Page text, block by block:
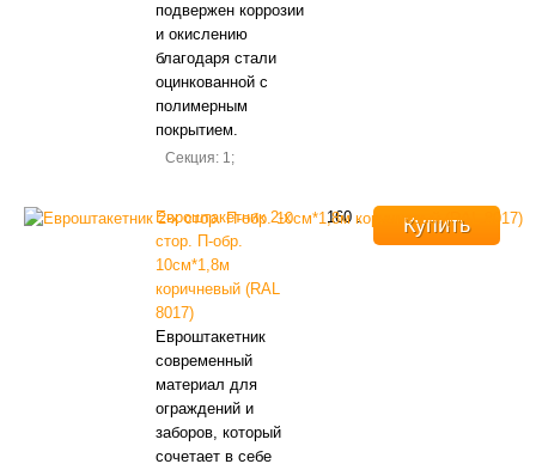
подвержен коррозии
и окислению
благодаря стали
оцинкованной с
полимерным
покрытием.
Секция: 1;
Евроштакетник 2-х
стор. П-обр.
10см*1,8м
коричневый (RAL
8017)
Евроштакетник
современный
материал для
ограждений и
заборов, который
сочетает в себе
160 . Купить